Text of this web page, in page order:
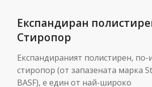
Експандиран
Стиропор
Експандираният полистирен, по-
стиропор (от запазената марка
BASF), е един от най-широко